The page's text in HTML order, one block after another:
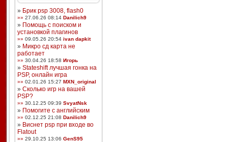
» Брик psp 3008, flash0
»» 27.06.26 08:14 Danilich9
» Помощь с поиском и
установкой плагинов
»» 09.05.26 20:54 ivan dapkit
» Микро сд карта не
работает
»» 30.04.26 18:58 Игорь
» Stateshift лучшая гонка на
PSP, онлайн игра
»» 02.01.26 15:27 MXN_original
» Сколько игр на вашей
PSP?
»» 30.12.25 09:39 SvyatNsk
» Помогите с английским
»» 02.12.25 21:08 Danilich9
» Виснет psp при входе во
Flatout
»» 29.10.25 13:06 GenS95